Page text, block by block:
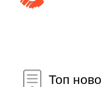
Топ